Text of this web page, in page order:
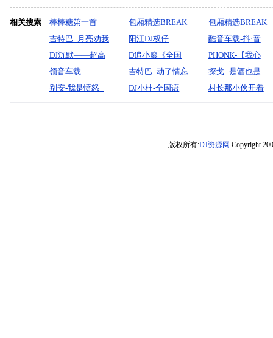
相关搜索 棒棒糖第一首
包厢精选BREAK
BEAT&HOUSE慢
嗨
包厢精选BREAK
BEAT
吉特巴_月亮劝我
别难过【燕宝
儿】-宝剑制作
阳江DJ权仔
【2026流行热播
空灵鼓迷幻专辑
《FunkyHouse》
酷音车载-抖·音
最热慢嗨DJ《想
你的心痛不该再
想你》车载靓碟-
DJ沉默——超高
音质电子琴DJ-长
江之歌
D追小廖《全国
语第三季抖音流
行串烧作品》
PHONK-【我心
永恒】-DJ小花
领音车载
2025《最新精选
吉特巴_动了情忘
了疼-发子(DJ版)
探戈--是酒也是
泪--陈琪川制作
别安-我是愤怒_
DJ小杜-全国语
村长那小伙开着
版权所有:DJ资源网 Copyright